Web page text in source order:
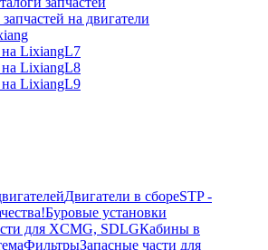
на двигатели
на LixiangL7
на LixiangL8
на LixiangL9
Двигатели в сбореSTP -
Буровые установки
для XCMG, SDLGКабины в
ФильтрыЗапасные части для